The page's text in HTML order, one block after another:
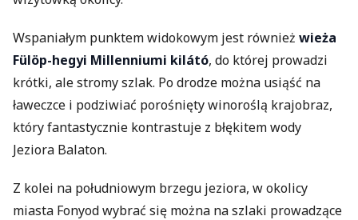
Wspaniałym punktem widokowym jest również wieża
Fülöp-hegyi Millenniumi kilátó, do której prowadzi
krótki, ale stromy szlak. Po drodze można usiąść na
ławeczce i podziwiać porośnięty winoroślą krajobraz,
który fantastycznie kontrastuje z błękitem wody
Jeziora Balaton.
Z kolei na południowym brzegu jeziora, w okolicy
miasta Fonyod wybrać się można na szlaki prowadzące